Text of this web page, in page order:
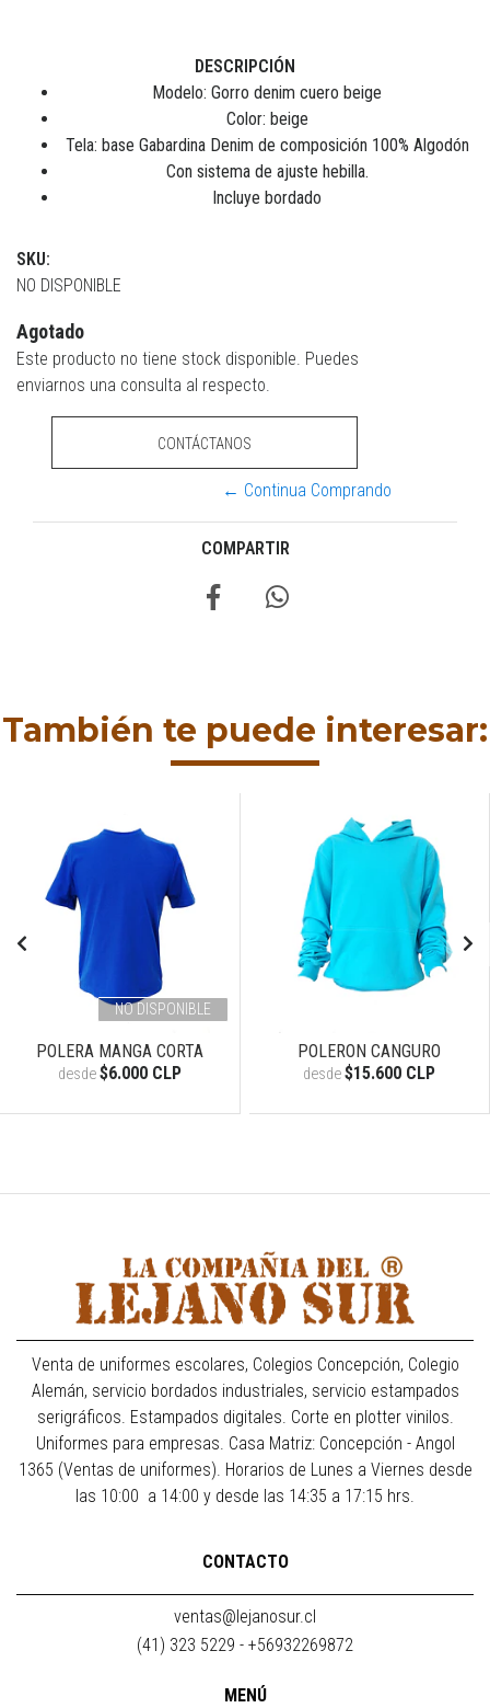
DESCRIPCIÓN
Modelo: Gorro denim cuero beige
Color: beige
Tela: base Gabardina Denim de composición 100% Algodón
Con sistema de ajuste hebilla.
Incluye bordado
SKU:
NO DISPONIBLE
Agotado
Este producto no tiene stock disponible. Puedes
enviarnos una consulta al respecto.
CONTÁCTANOS
← Continua Comprando
COMPARTIR
También te puede interesar:
NO DISPONIBLE
POLERA MANGA CORTA
desde$6.000 CLP
POLERON CANGURO
desde$15.600 CLP
Venta de uniformes escolares, Colegios Concepción, Colegio
Alemán, servicio bordados industriales, servicio estampados
serigráficos. Estampados digitales. Corte en plotter vinilos.
Uniformes para empresas. Casa Matriz: Concepción - Angol
1365 (Ventas de uniformes). Horarios de Lunes a Viernes desde
las 10:00 a 14:00 y desde las 14:35 a 17:15 hrs.
CONTACTO
ventas@lejanosur.cl
(41) 323 5229 - +56932269872
MENÚ